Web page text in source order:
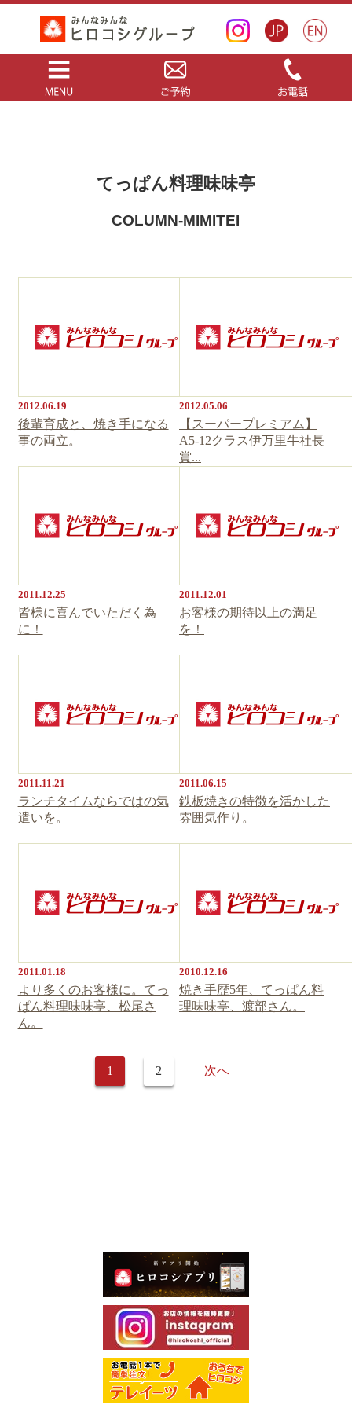
てっぱん料理味味亭
COLUMN-MIMITEI
2012.06.19
後輩育成と、焼き手になる
事の両立。
2012.05.06
【スーパープレミアム】
A5-12クラス伊万里牛社長
賞...
2011.12.25
皆様に喜んでいただく為
に！
2011.12.01
お客様の期待以上の満足
を！
2011.11.21
ランチタイムならではの気
遣いを。
2011.06.15
鉄板焼きの特徴を活かした
雰囲気作り。
2011.01.18
より多くのお客様に。てっ
ぱん料理味味亭、松尾さ
ん。
2010.12.16
焼き手歴5年、てっぱん料
理味味亭、渡部さん。
1 2 次へ